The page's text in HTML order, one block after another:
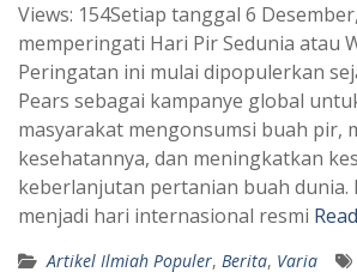
a
t
A
p
p
l
e
r
a
m
Views: 154Setiap tanggal 6
memperingati Hari Pir Sedunia atau
Peringatan ini mulai dipopulerkan
Pears sebagai kampanye global
masyarakat mengonsumsi buah pir,
kesehatannya, dan meningkatkan
keberlanjutan pertanian buah dunia.
menjadi hari internasional resmi
Artikel Ilmiah Populer, Berita, Varia